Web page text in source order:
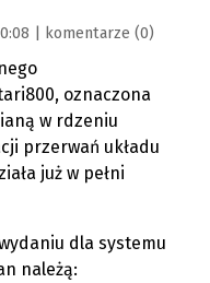
| komentarze (0)
oznaczona
w rdzeniu
przerwań układu
już w pełni
dla systemu
należą: